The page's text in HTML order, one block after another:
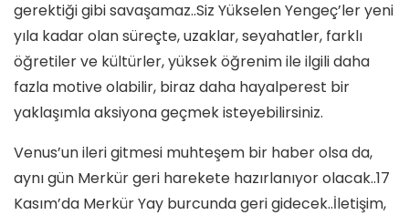
gerektiği gibi savaşamaz..Siz Yükselen Yengeç’ler yeni
yıla kadar olan süreçte, uzaklar, seyahatler, farklı
öğretiler ve kültürler, yüksek öğrenim ile ilgili daha
fazla motive olabilir, biraz daha hayalperest bir
yaklaşımla aksiyona geçmek isteyebilirsiniz.
Venus’un ileri gitmesi muhteşem bir haber olsa da,
aynı gün Merkür geri harekete hazırlanıyor olacak..17
Kasım’da Merkür Yay burcunda geri gidecek..İletişim,